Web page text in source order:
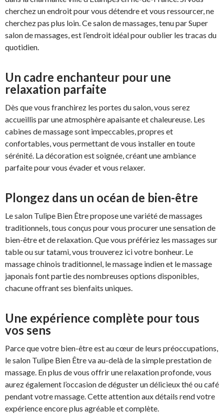
cherchez un endroit pour vous détendre et vous ressourcer, ne
cherchez pas plus loin. Ce salon de massages, tenu par Super
salon de massages, est l’endroit idéal pour oublier les tracas du
quotidien.
Un cadre enchanteur pour une
relaxation parfaite
Dès que vous franchirez les portes du salon, vous serez
accueillis par une atmosphère apaisante et chaleureuse. Les
cabines de massage sont impeccables, propres et
confortables, vous permettant de vous installer en toute
sérénité. La décoration est soignée, créant une ambiance
parfaite pour vous évader et vous relaxer.
Plongez dans un océan de bien-être
Le salon Tulipe Bien Être propose une variété de massages
traditionnels, tous conçus pour vous procurer une sensation de
bien-être et de relaxation. Que vous préfériez les massages sur
table ou sur tatami, vous trouverez ici votre bonheur. Le
massage chinois traditionnel, le massage indien et le massage
japonais font partie des nombreuses options disponibles,
chacune offrant ses bienfaits uniques.
Une expérience complète pour tous
vos sens
Parce que votre bien-être est au cœur de leurs préoccupations,
le salon Tulipe Bien Être va au-delà de la simple prestation de
massage. En plus de vous offrir une relaxation profonde, vous
aurez également l’occasion de déguster un délicieux thé ou café
pendant votre massage. Cette attention aux détails rend votre
expérience encore plus agréable et complète.